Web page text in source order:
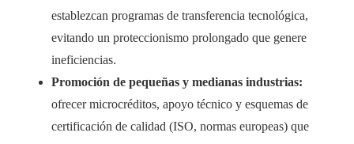
establezcan programas de transferencia tecnológica,
evitando un proteccionismo prolongado que genere
ineficiencias.
Promoción de pequeñas y medianas industrias:
ofrecer microcréditos, apoyo técnico y esquemas de
certificación de calidad (ISO, normas europeas) que